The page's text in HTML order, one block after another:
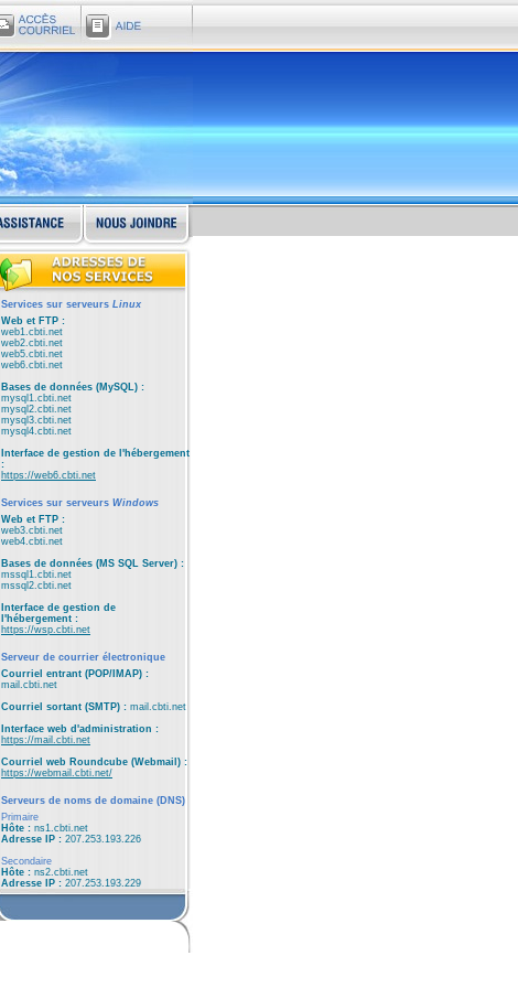
Services sur serveurs Linux
Web et FTP :
web1.cbti.net
web2.cbti.net
web5.cbti.net
web6.cbti.net
Bases de données (MySQL) :
mysql1.cbti.net
mysql2.cbti.net
mysql3.cbti.net
mysql4.cbti.net
Interface de gestion de l'hébergement
:
https://web6.cbti.net
Services sur serveurs Windows
Web et FTP :
web3.cbti.net
web4.cbti.net
Bases de données (MS SQL Server) :
mssql1.cbti.net
mssql2.cbti.net
Interface de gestion de
l'hébergement :
https://wsp.cbti.net
Serveur de courrier électronique
Courriel entrant (POP/IMAP) :
mail.cbti.net
Courriel sortant (SMTP) : mail.cbti.net
Interface web d'administration :
https://mail.cbti.net
Courriel web Roundcube (Webmail) :
https://webmail.cbti.net/
Serveurs de noms de domaine (DNS)
Primaire
Hôte : ns1.cbti.net
Adresse IP : 207.253.193.226
Secondaire
Hôte : ns2.cbti.net
Adresse IP : 207.253.193.229